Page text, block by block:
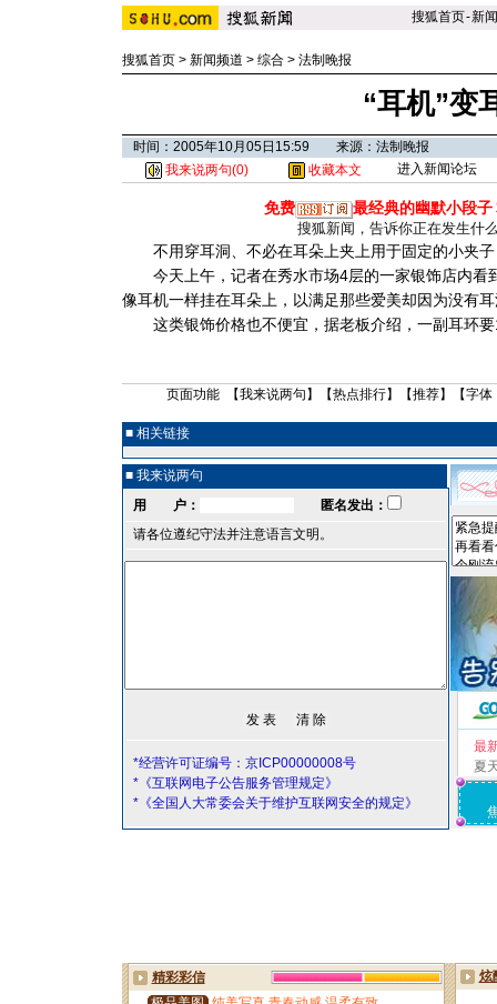
搜狐首页-新闻
搜狐首页 > 新闻频道 > 综合 > 法制晚报
“耳机”变
时间：2005年10月05日15:59 来源：法制晚报
我来说两句(0) 收藏本文 进入新闻论坛
免费 最经典的幽默小段子
搜狐新闻，告诉你正在发生什
不用穿耳洞、不必在耳朵上夹上用于固定的小夹子
今天上午，记者在秀水市场4层的一家银饰店内看
像耳机一样挂在耳朵上，以满足那些爱美却因为没有
这类银饰价格也不便宜，据老板介绍，一副耳环要
页面功能 【我来说两句 】【热点排行】【推荐】【字体
■ 相关链接
■ 我来说两句
用 户：
匿名发出：
请各位遵纪守法并注意语言文明。
*经营许可证编号：京ICP00000008号
*《互联网电子公告服务管理规定》
*《全国人大常委会关于维护互联网安全的规定》
最
夏